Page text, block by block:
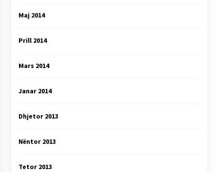
Maj 2014
Prill 2014
Mars 2014
Janar 2014
Dhjetor 2013
Nëntor 2013
Tetor 2013